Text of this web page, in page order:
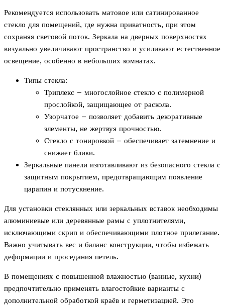
Рекомендуется использовать матовое или сатинированное
стекло для помещений, где нужна приватность, при этом
сохраняя световой поток. Зеркала на дверных поверхностях
визуально увеличивают пространство и усиливают естественное
освещение, особенно в небольших комнатах.
Типы стекла:
Триплекс – многослойное стекло с полимерной
прослойкой, защищающее от раскола.
Узорчатое – позволяет добавить декоративные
элементы, не жертвуя прочностью.
Стекло с тонировкой – обеспечивает затемнение и
снижает блики.
Зеркальные панели изготавливают из безопасного стекла с
защитным покрытием, предотвращающим появление
царапин и потускнение.
Для установки стеклянных или зеркальных вставок необходимы
алюминиевые или деревянные рамы с уплотнителями,
исключающими скрип и обеспечивающими плотное прилегание.
Важно учитывать вес и баланс конструкции, чтобы избежать
деформации и проседания петель.
В помещениях с повышенной влажностью (ванные, кухни)
предпочтительно применять влагостойкие варианты с
дополнительной обработкой краёв и герметизацией. Это